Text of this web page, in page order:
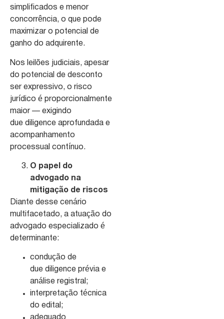
simplificados e menor
concorrência, o que pode
maximizar o potencial de
ganho do adquirente.
Nos leilões judiciais, apesar
do potencial de desconto
ser expressivo, o risco
jurídico é proporcionalmente
maior — exigindo
due diligence aprofundada e
acompanhamento
processual contínuo.
O papel do
advogado na
mitigação de riscos
Diante desse cenário
multifacetado, a atuação do
advogado especializado é
determinante:
condução de
due diligence prévia e
análise registral;
interpretação técnica
do edital;